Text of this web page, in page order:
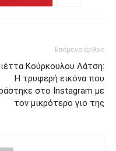
Επόμενο άρθρο
Κούρκουλου Λάτση:
Η τρυφερή εικόνα που
στο Instagram με
τον μικρότερο γιο της